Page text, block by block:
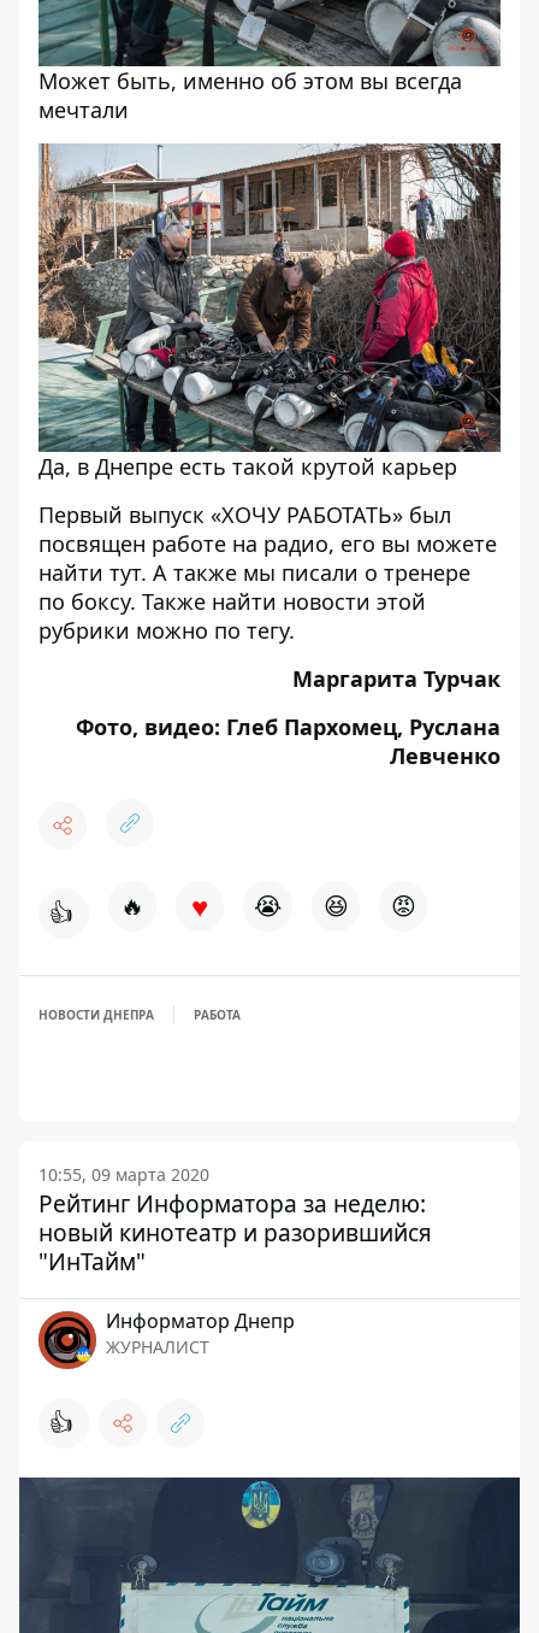
Может быть, именно об этом вы всегда
мечтали
Да, в Днепре есть такой крутой карьер
Первый выпуск «ХОЧУ РАБОТАТЬ» был
посвящен работе на радио, его вы можете
найти тут. А также мы писали о тренере
по боксу. Также найти новости этой
рубрики можно по тегу.
Маргарита Турчак
Фото, видео: Глеб Пархомец, Руслана
Левченко
👍 🔥 ♥ 😭 😆 😡
НОВОСТИ ДНЕПРА РАБОТА
10:55, 09 марта 2020
Рейтинг Информатора за неделю:
новый кинотеатр и разорившийся
"ИнТайм"
Информатор Днепр
ЖУРНАЛИСТ
👍